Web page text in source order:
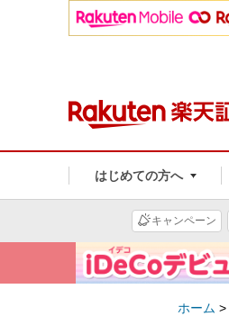
はじめての方へ
キャンペーン
ホーム >